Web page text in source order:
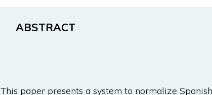
ABSTRACT
This paper presents a system to normalize